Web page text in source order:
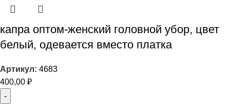
капра оптом-женский головной убор, цвет
белый, одевается вместо платка
Артикул: 4683
400,00 ₽